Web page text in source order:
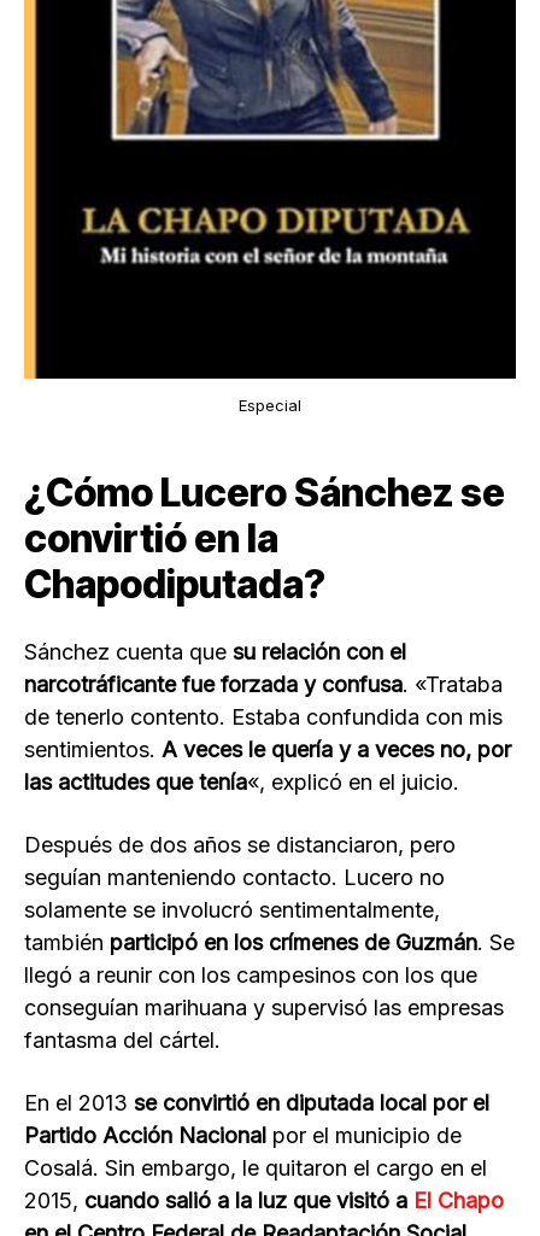
Especial
¿Cómo Lucero Sánchez se
convirtió en la
Chapodiputada?
Sánchez cuenta que su relación con el
narcotráficante fue forzada y confusa. «Trataba
de tenerlo contento. Estaba confundida con mis
sentimientos. A veces le quería y a veces no, por
las actitudes que tenía«, explicó en el juicio.
Después de dos años se distanciaron, pero
seguían manteniendo contacto. Lucero no
solamente se involucró sentimentalmente,
también participó en los crímenes de Guzmán. Se
llegó a reunir con los campesinos con los que
conseguían marihuana y supervisó las empresas
fantasma del cártel.
En el 2013 se convirtió en diputada local por el
Partido Acción Nacional por el municipio de
Cosalá. Sin embargo, le quitaron el cargo en el
2015, cuando salió a la luz que visitó a El Chapo